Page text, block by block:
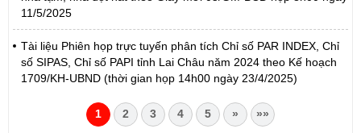
11/5/2025
Tài liệu Phiên họp trực tuyến phân tích Chỉ số PAR INDEX, Chỉ
số SIPAS, Chỉ số PAPI tỉnh Lai Châu năm 2024 theo Kế hoạch
1709/KH-UBND (thời gian họp 14h00 ngày 23/4/2025)
1 2 3 4 5 » »»